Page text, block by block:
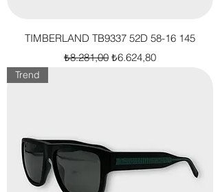
TIMBERLAND TB9337 52D 58-16 145
Normal Fiyat
₺8.281,00 İndirimli Fiyat
₺6.624,80
Trend